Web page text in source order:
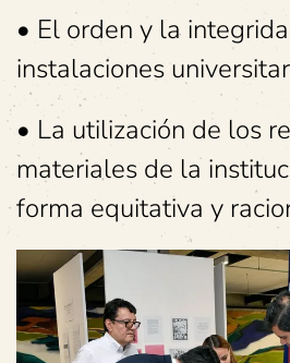
• El orden y la
instalaciones
• La utilización de los
materiales de la
forma equitativa y